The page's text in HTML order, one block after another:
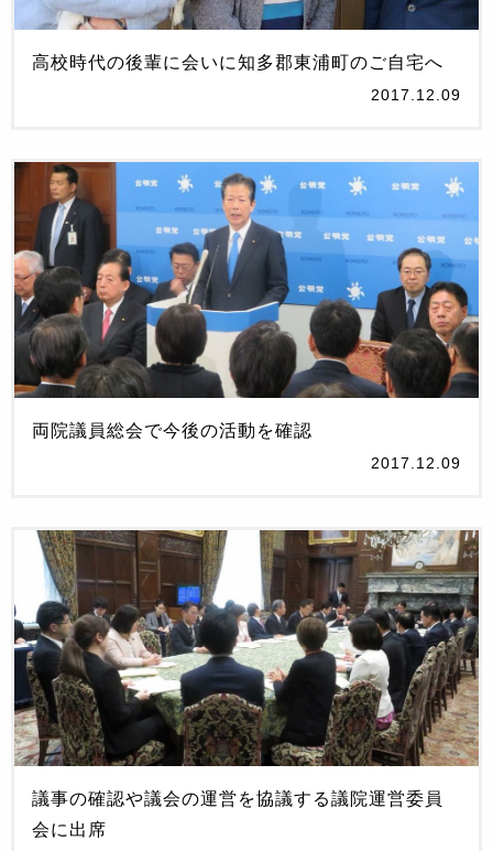
高校時代の後輩に会いに知多郡東浦町のご自宅へ
2017.12.09
両院議員総会で今後の活動を確認
2017.12.09
議事の確認や議会の運営を協議する議院運営委員
会に出席